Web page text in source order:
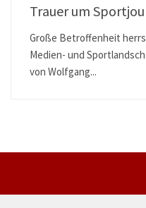
Trauer um
Große Betroffenheit
Medien- und
von Wolfgang...